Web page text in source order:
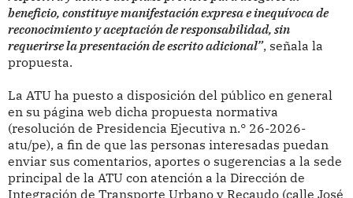
beneficio, constituye manifestación expresa e inequívoca de
reconocimiento y aceptación de responsabilidad, sin
requerirse la presentación de escrito adicional”, señala la
propuesta.
La ATU ha puesto a disposición del público en general
en su página web dicha propuesta normativa
(resolución de Presidencia Ejecutiva n.° 26-2026-
atu/pe), a fin de que las personas interesadas puedan
enviar sus comentarios, aportes o sugerencias a la sede
principal de la ATU con atención a la Dirección de
Integración de Transporte Urbano y Recaudo (calle José